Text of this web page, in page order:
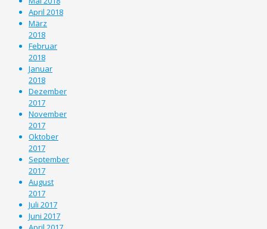
April 2018
März
2018
Februar
2018
Januar
2018
Dezember
2017
November
2017
Oktober
2017
September
2017
August
2017
Juli 2017
Juni 2017